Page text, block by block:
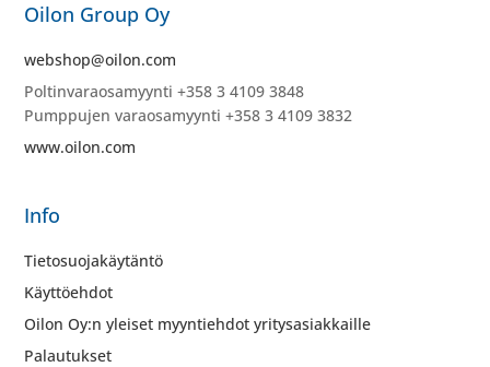
Oilon Group Oy
webshop@oilon.com
Poltinvaraosamyynti +358 3 4109 3848
Pumppujen varaosamyynti +358 3 4109 3832
www.oilon.com
Info
Tietosuojakäytäntö
Käyttöehdot
Oilon Oy:n yleiset myyntiehdot yritysasiakkaille
Palautukset